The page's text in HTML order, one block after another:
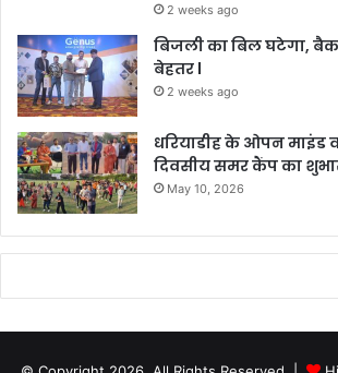
2 weeks ago
बिजली का बिल घटेगा,
बेहतर l
2 weeks ago
धरियाडीह के ओपन माइंड
दिवसीय समर कैंप का
May 10, 2026